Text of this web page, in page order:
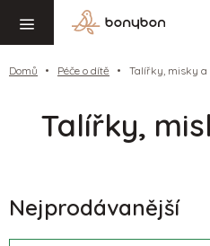
obsah
Domů Péče o dítě Talířky, misky
Talířky,
Nejprodávanější